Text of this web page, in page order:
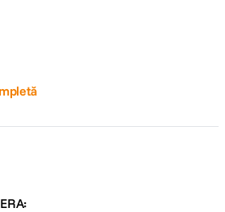
video neintrerupte timp de pana la 125
suficient pentru inregistrari lungi sau
Nikon, va permit sa incarcati continut de